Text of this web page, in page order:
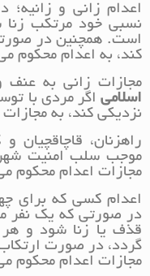
اعدام زانی و
نسبی خود مرتکب زنا
است. همچنین در
کند، به اعدام محکوم
مجازات زانی به عنف
اسلامی اگر مردی با
نزدیکی کند، به
راهزنان،
موجب سلب امنیت شهر
مجازات اعدام محکوم
اعدام کسی که برای
در صورتی که یک نفر
قذف یا زنا شود و هر
گردد، در صورت
مجازات اعدام محکوم